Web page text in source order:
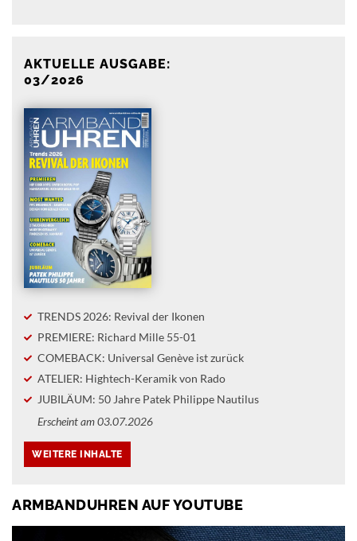
AKTUELLE AUSGABE:
03/2026
TRENDS 2026: Revival der Ikonen
PREMIERE: Richard Mille 55-01
COMEBACK: Universal Genève ist zurück
ATELIER: Hightech-Keramik von Rado
JUBILÄUM: 50 Jahre Patek Philippe Nautilus
Erscheint am 03.07.2026
ARMBANDUHREN AUF YOUTUBE